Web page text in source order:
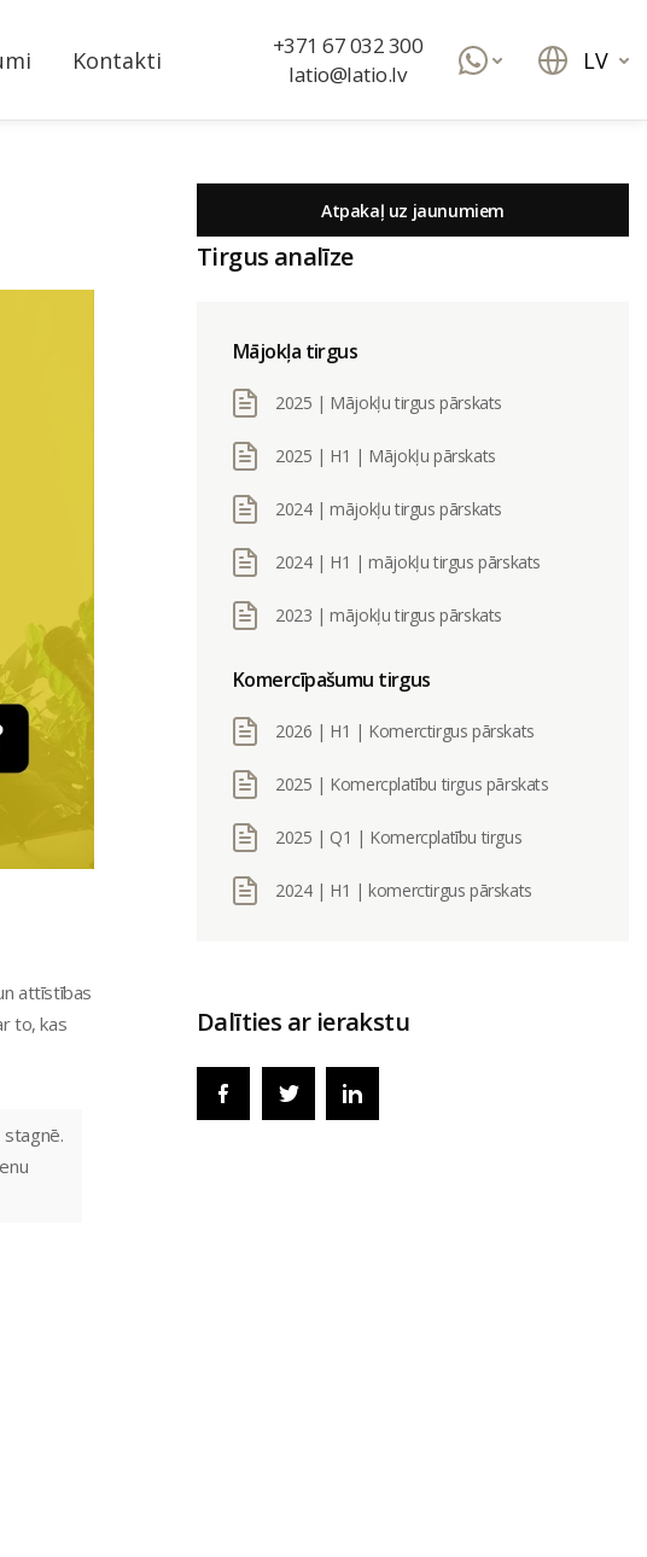
Kontakti
+371 67 032 300
latio@latio.lv
LV
attīstības
to, kas
stagnē.
Atpakaļ uz jaunumiem
Tirgus analīze
Mājokļa tirgus
2025 | Mājokļu tirgus pārskats
2025 | H1 | Mājokļu pārskats
2024 | mājokļu tirgus pārskats
2024 | H1 | mājokļu tirgus pārskats
2023 | mājokļu tirgus pārskats
Komercīpašumu tirgus
2026 | H1 | Komerctirgus pārskats
2025 | Komercplatību tirgus pārskats
2025 | Q1 | Komercplatību tirgus
2024 | H1 | komerctirgus pārskats
Dalīties ar ierakstu